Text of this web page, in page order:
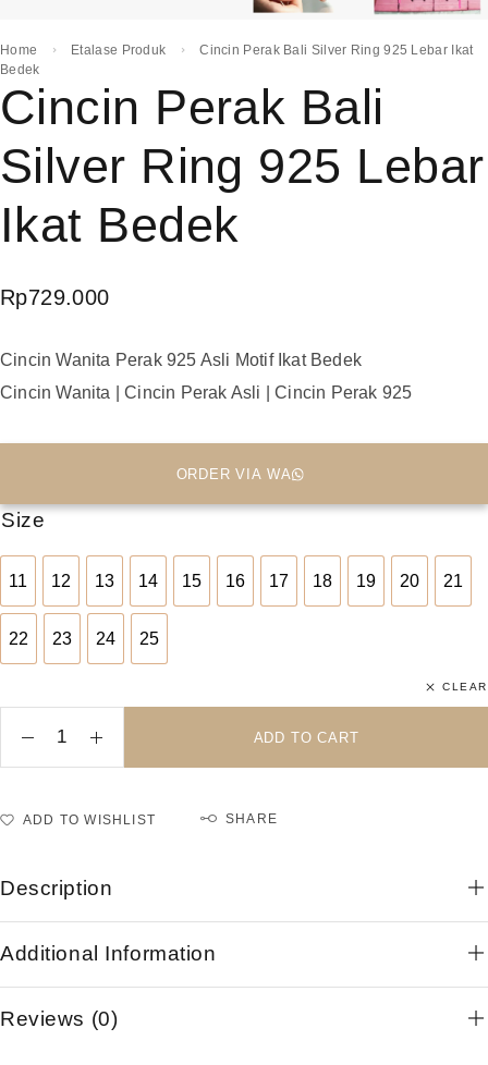
Home Etalase Produk
Cincin Perak Bali Silver Ring 925 Lebar Ikat
Bedek
Cincin Perak Bali
Silver Ring 925 Lebar
Ikat Bedek
Rp729.000
Cincin Wanita Perak 925 Asli Motif Ikat Bedek
Cincin Wanita | Cincin Perak Asli | Cincin Perak 925
ORDER VIA WA
Size
11
11
12
12
13
13
14
14
15
15
16
16
17
17
18
18
19
19
20
20
21
21
22
22
23
23
24
24
25
25
CLEAR
ADD TO CART
ADD TO WISHLIST SHARE
Description
Additional Information
Reviews (0)